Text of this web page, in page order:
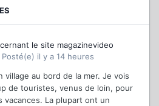
le site magazinevideo
Posté(e) il y a 14 heures
village au bord de la mer. Je vois
de touristes, venus de loin, pour
vacances. La plupart ont un